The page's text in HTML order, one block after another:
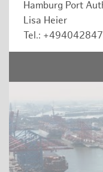
Hamburg Port
Lisa Heier
Tel.: